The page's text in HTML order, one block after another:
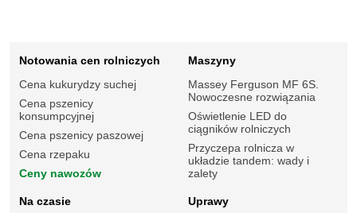
Notowania cen rolniczych
Cena kukurydzy suchej
Cena pszenicy
konsumpcyjnej
Cena pszenicy paszowej
Cena rzepaku
Ceny nawozów
Maszyny
Massey Ferguson MF 6S.
Nowoczesne rozwiązania
Oświetlenie LED do
ciągników rolniczych
Przyczepa rolnicza w
układzie tandem: wady i
zalety
Na czasie
Uprawy